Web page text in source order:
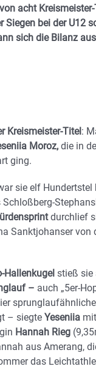
acht
Siegen bei der U12
sich die Bilanz
Kreismeister-Titel:
Moroz, die in
ging.
sie elf Hundertstel
Schloßberg-
durchlief
Sanktjohanser von
Hallenkugel stieß sie
– auch „5er-
– siegte Yeseniia
Hannah Rieg
aus Amerang,
das